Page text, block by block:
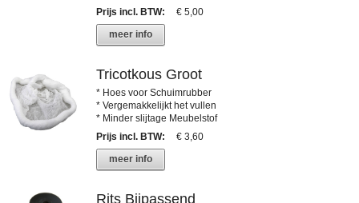
Prijs incl. BTW:
€ 5,00
meer info
Tricotkous Groot
* Hoes voor Schuimrubber
* Vergemakkelijkt het vullen
* Minder slijtage Meubelstof
Prijs incl. BTW:
€ 3,60
meer info
Rits Bijpassend